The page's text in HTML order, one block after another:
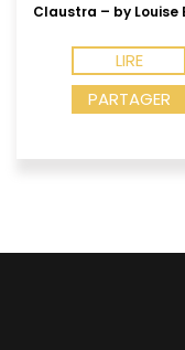
Claustra – by Louise
LIRE
PARTAGER